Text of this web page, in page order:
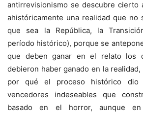
antirrevisionismo se descubre cierto
ahistóricamente una realidad que no
que sea la República, la
período histórico), porque se
que deben ganar en el relato los
debieron haber ganado en la
por qué el proceso histórico
vencedores indeseables que
basado en el horror, aunque en